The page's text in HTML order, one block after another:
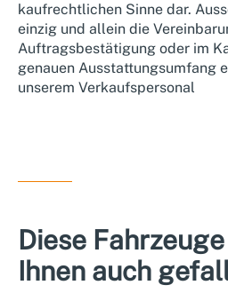
kaufrechtlichen Sinne dar.
einzig und allein die
Auftragsbestätigung oder im
genauen Ausstattungsumfang
unserem Verkaufspersonal
Diese
Ihnen auch